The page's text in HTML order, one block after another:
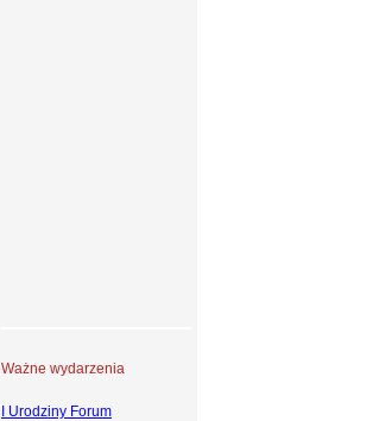
Ważne wydarzenia
I Urodziny Forum